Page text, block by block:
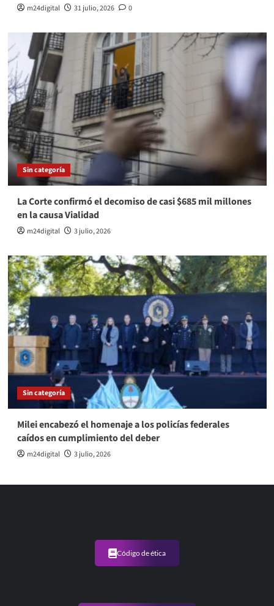
m24digital 31 julio, 2026 0
Sin categoría
La Corte confirmó el decomiso de casi $685 mil millones
en la causa Vialidad
m24digital 3 julio, 2026
Sin categoría
Milei encabezó el homenaje a los policías federales
caídos en cumplimiento del deber
m24digital 3 julio, 2026
Código de ética